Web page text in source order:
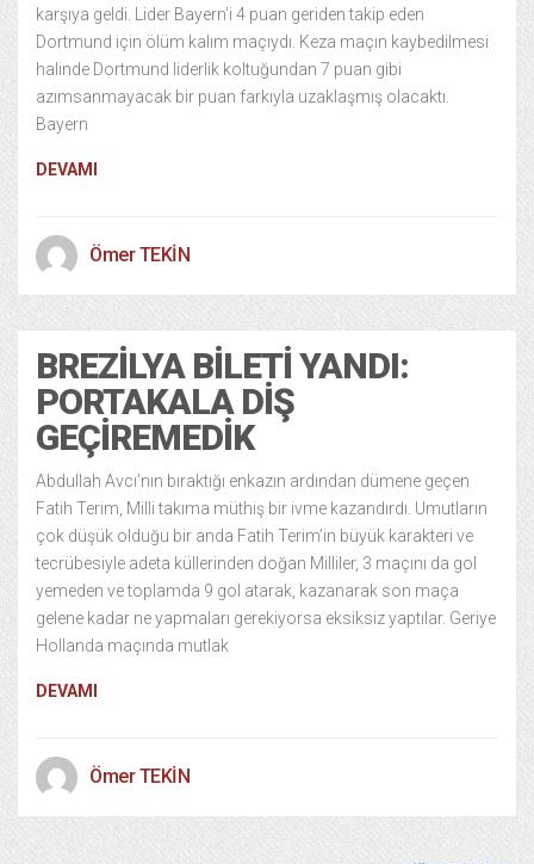
karşıya geldi. Lider Bayern’i 4 puan geriden takip eden
Dortmund için ölüm kalım maçıydı. Keza maçın kaybedilmesi
halinde Dortmund liderlik koltuğundan 7 puan gibi
azımsanmayacak bir puan farkıyla uzaklaşmış olacaktı.
Bayern
DEVAMI
Ömer TEKİN
BREZILYA BILETI YANDI:
PORTAKALA DIŞ
GEÇIREMEDIK
Abdullah Avcı’nın bıraktığı enkazın ardından dümene geçen
Fatih Terim, Milli takıma müthiş bir ivme kazandırdı. Umutların
çok düşük olduğu bir anda Fatih Terim’in büyük karakteri ve
tecrübesiyle adeta küllerinden doğan Milliler, 3 maçını da gol
yemeden ve toplamda 9 gol atarak, kazanarak son maça
gelene kadar ne yapmaları gerekiyorsa eksiksiz yaptılar. Geriye
Hollanda maçında mutlak
DEVAMI
Ömer TEKİN